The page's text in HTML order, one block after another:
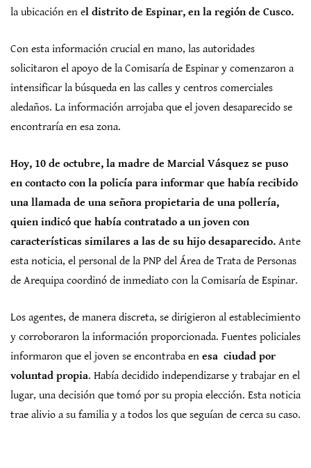
la ubicación en el distrito de Espinar, en la región de Cusco.
Con esta información crucial en mano, las autoridades
solicitaron el apoyo de la Comisaría de Espinar y comenzaron a
intensificar la búsqueda en las calles y centros comerciales
aledaños. La información arrojaba que el joven desaparecido se
encontraría en esa zona.
Hoy, 10 de octubre, la madre de Marcial Vásquez se puso
en contacto con la policía para informar que había recibido
una llamada de una señora propietaria de una pollería,
quien indicó que había contratado a un joven con
características similares a las de su hijo desaparecido. Ante
esta noticia, el personal de la PNP del Área de Trata de Personas
de Arequipa coordinó de inmediato con la Comisaría de Espinar.
Los agentes, de manera discreta, se dirigieron al establecimiento
y corroboraron la información proporcionada. Fuentes policiales
informaron que el joven se encontraba en esa ciudad por
voluntad propia. Había decidido independizarse y trabajar en el
lugar, una decisión que tomó por su propia elección. Esta noticia
trae alivio a su familia y a todos los que seguían de cerca su caso.